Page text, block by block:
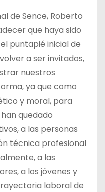
de Sence, Roberto
que haya sido
puntapié inicial de
a ser invitados,
nuestros
ya que como
y moral, para
quedado
a las personas
técnica profesional
a las
a los jóvenes y
laboral de